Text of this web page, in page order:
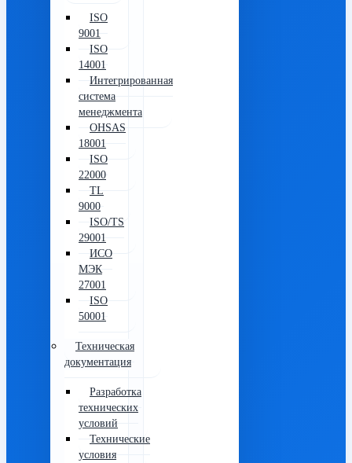
ISO
9001
ISO
14001
Интегрированная
система
менеджмента
OHSAS
18001
ISO
22000
TL
9000
ISO/TS
29001
ИСО
МЭК
27001
ISO
50001
Техническая
документация
Разработка
технических
условий
Технические
условия